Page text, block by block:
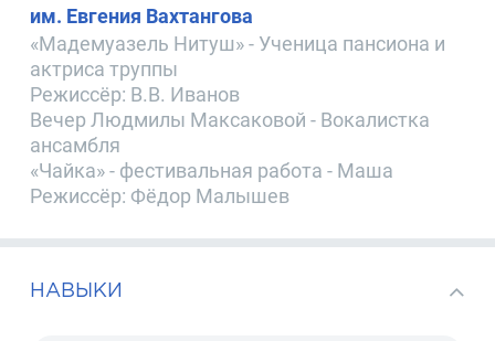
им. Евгения Вахтангова
«Мадемуазель Нитуш» - Ученица пансиона и
актриса труппы
Режиссёр: В.В. Иванов
Вечер Людмилы Максаковой - Вокалистка
ансамбля
«Чайка» - фестивальная работа - Маша
Режиссёр: Фёдор Малышев
НАВЫКИ